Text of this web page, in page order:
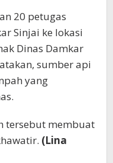
20 petugas
Sinjai ke lokasi
Dinas Damkar
sumber api
yang
tersebut membuat
(Lina